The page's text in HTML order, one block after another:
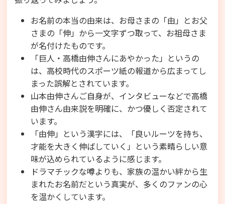
お名前の本当の由来は、お母さまの「由」とお父
さまの「伸」から一文字ずつ取って、お祖母さま
が名付けたものです。
「巨人・高橋由伸さんにあやかった」というの
は、高校時代のスポーツ紙の報道から広まってし
まった誤解とされています。
山本由伸さんご自身が、インタビューなどで高橋
由伸さん由来説を明確に、かつ優しく否定されて
います。
「由伸」という漢字には、「良いルーツを持ち、
才能を大きく伸ばしていく」という素晴らしい意
味が込められているように感じます。
ドラマチックな噂よりも、家族の温かい絆から生
まれたお名前だという真実が、多くのファンの心
を温かくしています。